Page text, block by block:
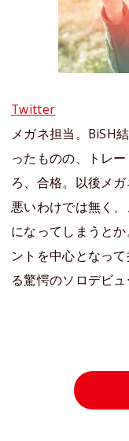
Twitter
メガネ担当。BiSH
ったものの、トレ
ろ、合格。以後メ
悪いわけでは無く
になってしまうと
ントを中心となっ
る驚愕のソロデビュ